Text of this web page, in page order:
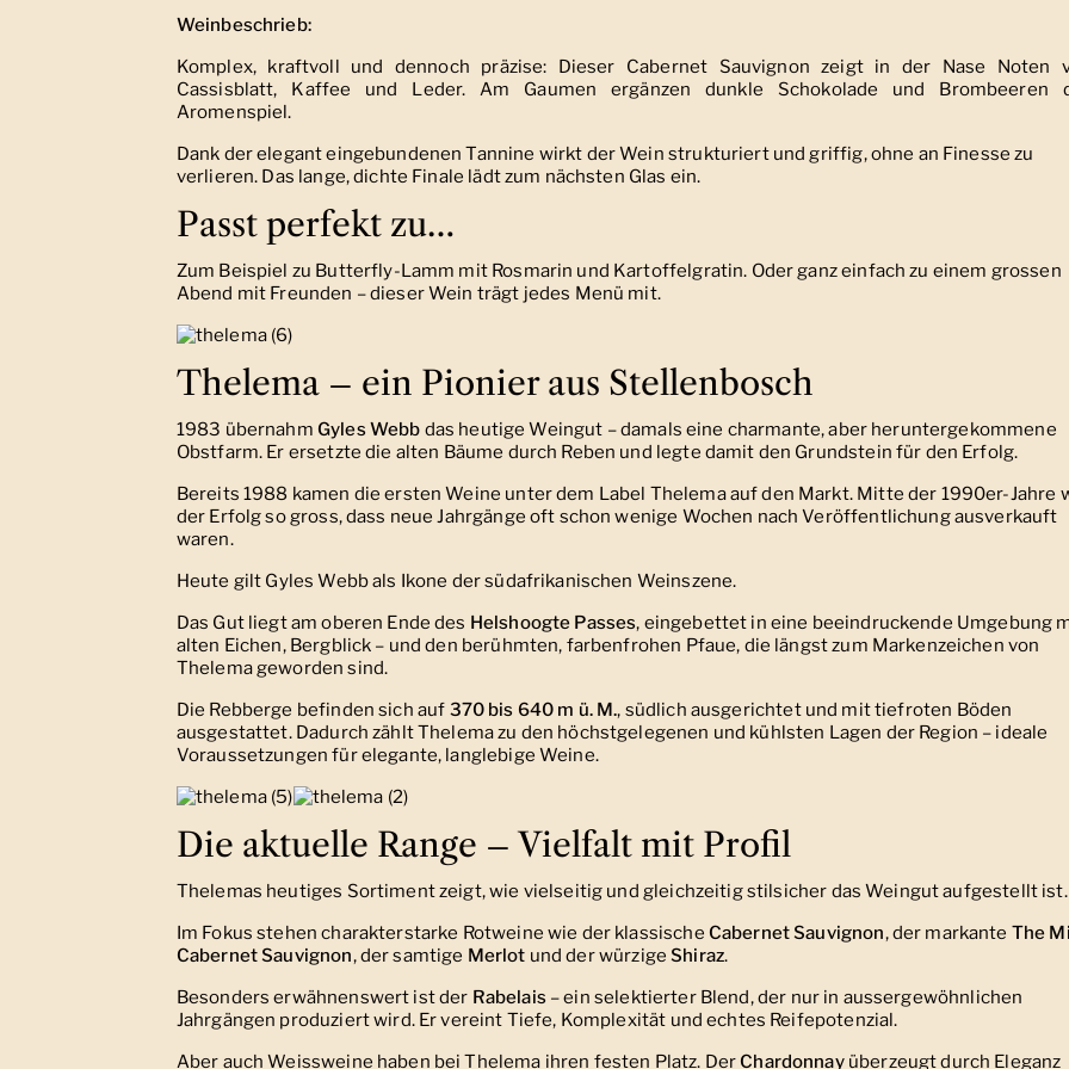
Weinbeschrieb:
Komplex, kraftvoll und dennoch präzise: Dieser Cabernet Sauvignon zeigt in der Nase Noten
Cassisblatt, Kaffee und Leder. Am Gaumen ergänzen dunkle Schokolade und Brombeeren
Aromenspiel.
Dank der elegant eingebundenen Tannine wirkt der Wein strukturiert und griffig, ohne an Finesse zu
verlieren. Das lange, dichte Finale lädt zum nächsten Glas ein.
Passt perfekt zu…
Zum Beispiel zu Butterfly-Lamm mit Rosmarin und Kartoffelgratin. Oder ganz einfach zu einem grossen
Abend mit Freunden – dieser Wein trägt jedes Menü mit.
Thelema – ein Pionier aus Stellenbosch
1983 übernahm Gyles Webb das heutige Weingut – damals eine charmante, aber heruntergekommene
Obstfarm. Er ersetzte die alten Bäume durch Reben und legte damit den Grundstein für den Erfolg.
Bereits 1988 kamen die ersten Weine unter dem Label Thelema auf den Markt. Mitte der 1990er-Jahre
der Erfolg so gross, dass neue Jahrgänge oft schon wenige Wochen nach Veröffentlichung ausverkauft
waren.
Heute gilt Gyles Webb als Ikone der südafrikanischen Weinszene.
Das Gut liegt am oberen Ende des Helshoogte Passes, eingebettet in eine beeindruckende Umgebung
alten Eichen, Bergblick – und den berühmten, farbenfrohen Pfaue, die längst zum Markenzeichen von
Thelema geworden sind.
Die Rebberge befinden sich auf 370 bis 640 m ü. M., südlich ausgerichtet und mit tiefroten Böden
ausgestattet. Dadurch zählt Thelema zu den höchstgelegenen und kühlsten Lagen der Region – ideale
Voraussetzungen für elegante, langlebige Weine.
Die aktuelle Range – Vielfalt mit Profil
Thelemas heutiges Sortiment zeigt, wie vielseitig und gleichzeitig stilsicher das Weingut aufgestellt ist.
Im Fokus stehen charakterstarke Rotweine wie der klassische Cabernet Sauvignon, der markante The
Cabernet Sauvignon, der samtige Merlot und der würzigeShiraz.
Besonders erwähnenswert ist der Rabelais– ein selektierter Blend, der nur in aussergewöhnlichen
Jahrgängen produziert wird. Er vereint Tiefe, Komplexität und echtes Reifepotenzial.
Aber auch Weissweine haben bei Thelema ihren festen Platz. DerChardonnayüberzeugt durch Eleganz